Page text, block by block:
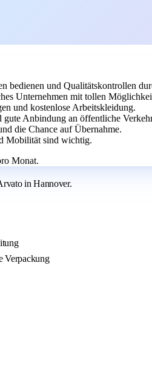
bedienen und Qualitätskontrollen
Unternehmen mit tollen
und kostenlose Arbeitskleidung.
gute Anbindung an öffentliche
die Chance auf Übernahme.
Mobilität sind wichtig.
Monat.
in Hannover.
Verpackung